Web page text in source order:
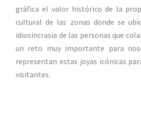
gráfica el valor histórico de la
cultural de las zonas donde se
idiosincrasia de las personas que
un reto muy importante para
representan estas joyas icónicas
visitantes.